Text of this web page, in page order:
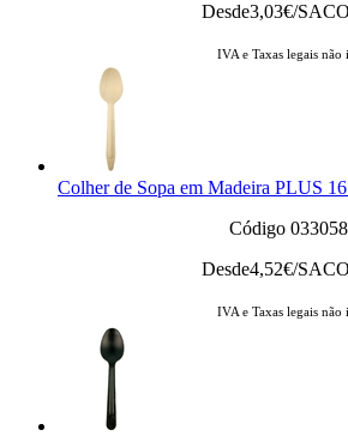
Desde3,03€/
IVA e Taxas legais não
Colher de Sopa em Madeira PLUS
Código
Desde4,52€/
IVA e Taxas legais não